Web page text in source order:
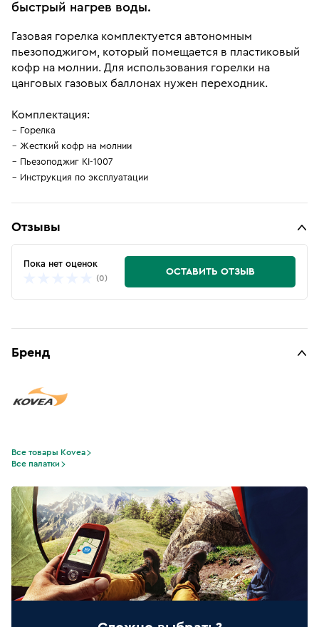
быстрый нагрев воды.
Газовая горелка комплектуется автономным
пьезоподжигом, который помещается в пластиковый
кофр на молнии. Для использования горелки на
цанговых газовых баллонах нужен переходник.
Комплектация:
Горелка
Жесткий кофр на молнии
Пьезоподжиг KI-1007
Инструкция по эксплуатации
Отзывы
Пока нет оценок
(0)
ОСТАВИТЬ ОТЗЫВ
Бренд
Все товары Kovea
Все палатки